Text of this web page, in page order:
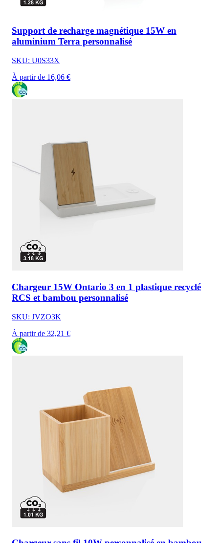
Support de recharge magnétique 15W en
aluminium Terra personnalisé
SKU: U0S33X
À partir de 16,06 €
Chargeur 15W Ontario 3 en 1 plastique recyclé
RCS et bambou personnalisé
SKU: JVZO3K
À partir de 32,21 €